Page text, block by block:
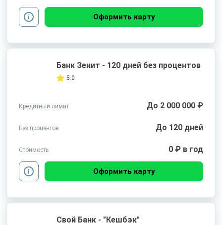
Оформить карту
Банк Зенит - 120 дней без процентов
5.0
Кредитный лимит До 2 000 000 ₽
Без процентов До 120 дней
Стоимость 0 ₽ в год
Оформить карту
Свой Банк - "Кешбэк"